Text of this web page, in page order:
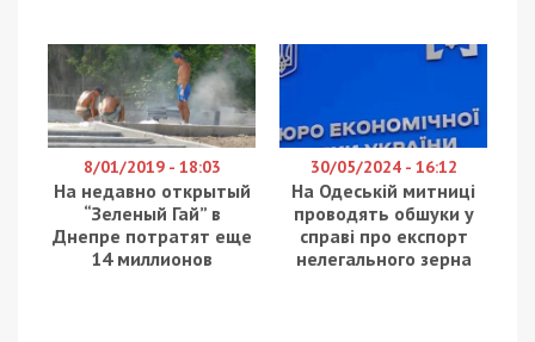
поранення, якого насправді не було. Завіривши
довідку гербовою печаткою, офіцер, як командир
військової частини, сам собі виписав 671 000
гривень премії. Однак у ході службової перевірки
з’ясувалося, що гроші службовцю надали завдяки
підробленим ним же документам.
Військового визнали винним за ч. 2 ст. 366, ч. 4
ст. 190 КК України (шахрайство та службове
підроблення) і засудили до 3 років ув’язнення зі